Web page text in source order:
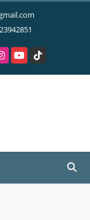
YouTubeTikTok